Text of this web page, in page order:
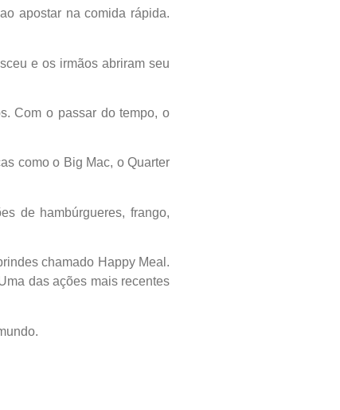
apostar na comida rápida.
e os irmãos abriram seu
Com o passar do tempo, o
como o Big Mac, o Quarter
de hambúrgueres, frango,
chamado Happy Meal.
das ações mais recentes